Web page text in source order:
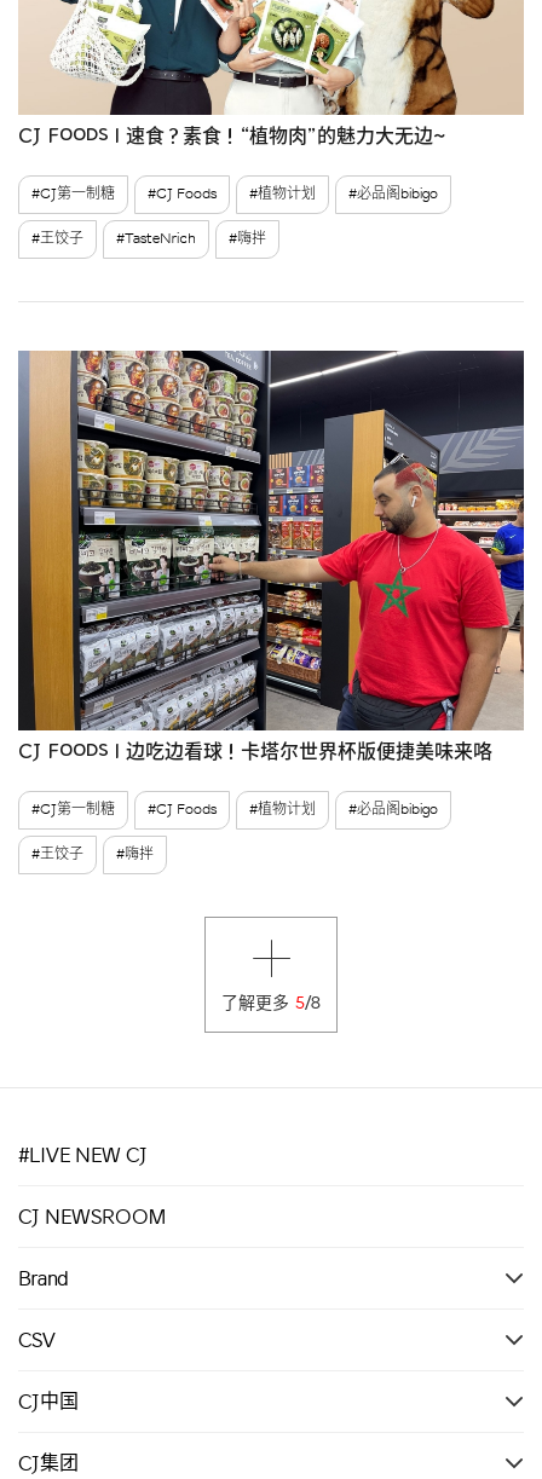
CJ Foods | 速食？素食！“植物肉”的魅力大无边~
#CJ第一制糖 #CJ Foods #植物计划 #必品阁bibigo
#王饺子 #TasteNrich #嗨拌
CJ Foods | 边吃边看球！卡塔尔世界杯版便捷美味来咯
#CJ第一制糖 #CJ Foods #植物计划 #必品阁bibigo
#王饺子 #嗨拌
了解更多 5/8
#LIVE NEW CJ
CJ NEWSROOM
Brand
CSV
CJ中国
CJ集团